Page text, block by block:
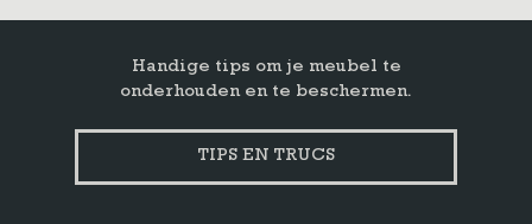
Handige tips om je meubel te
onderhouden en te beschermen.
TIPS EN TRUCS